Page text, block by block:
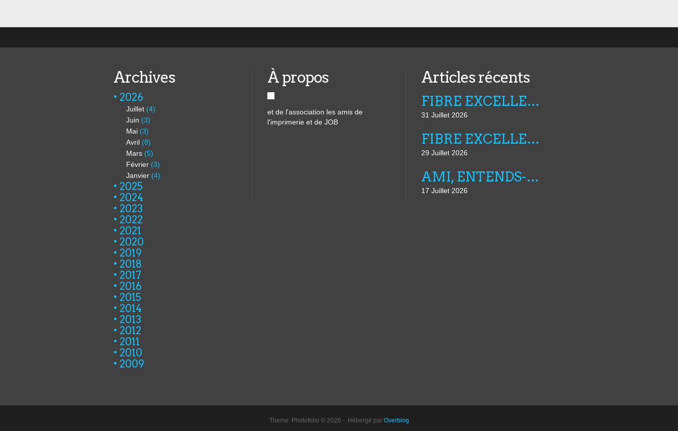
Archives
2026
Juillet (4)
Juin (3)
Mai (3)
Avril (8)
Mars (5)
Février (3)
Janvier (4)
2025
2024
2023
2022
2021
2020
2019
2018
2017
2016
2015
2014
2013
2012
2011
2010
2009
À propos
et de l'association les amis de
l'imprimerie et de JOB
Articles récents
FIBRE EXCELLENCE : LA LUTTE CONTINUE
31 Juillet 2026
FIBRE EXCELLENCE : LE POUVOIR REGLE SES COMPTES
29 Juillet 2026
AMI, ENTENDS-TU N°25
17 Juillet 2026
Theme: Photofolio © 2026 - Hébergé par Overblog